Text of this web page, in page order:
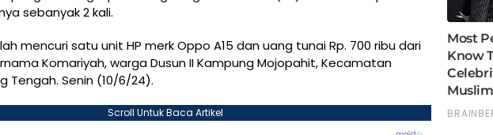
sebanyak 2 kali.
mencuri satu unit HP merk Oppo A15 dan uang tunai Rp. 700 ribu dari
Komariyah, warga Dusun II Kampung Mojopahit, Kecamatan
Tengah. Senin (10/6/24).
Scroll Untuk Baca Artikel